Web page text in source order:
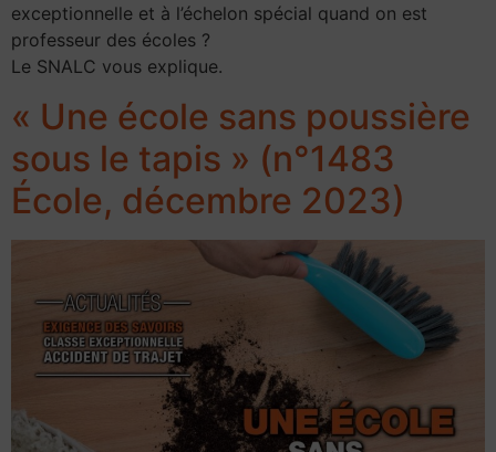
exceptionnelle et à l’échelon spécial quand on est
professeur des écoles ?
Le SNALC vous explique.
« Une école sans poussière
sous le tapis » (n°1483
École, décembre 2023)